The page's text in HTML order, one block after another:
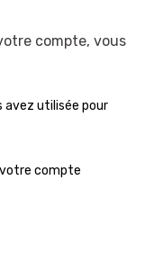
compte, vous
avez utilisée pour
votre compte